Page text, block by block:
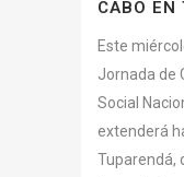
CABO EN
Este
Jornada de
Social
extenderá
Tuparendá,